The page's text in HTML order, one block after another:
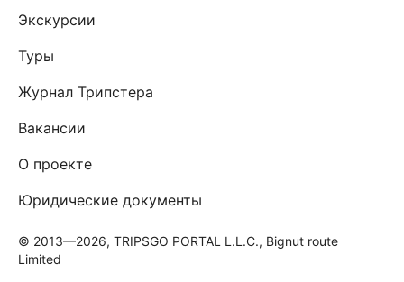
Экскурсии
Туры
Журнал Трипстера
Вакансии
О проекте
Юридические документы
© 2013—2026, TRIPSGO PORTAL L.L.C., Bignut route
Limited